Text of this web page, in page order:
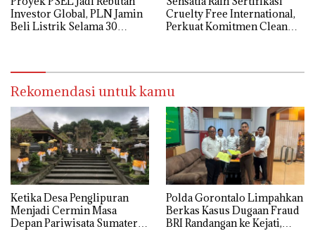
Investor Global, PLN Jamin
Beli Listrik Selama 30
Cruelty Free International,
Perkuat Komitmen Clean
Rekomendasi untuk kamu
Ketika Desa Penglipuran
Menjadi Cermin Masa
Depan Pariwisata Sumatera
Polda Gorontalo Limpahkan
Berkas Kasus Dugaan Fraud
BRI Randangan ke Kejati,